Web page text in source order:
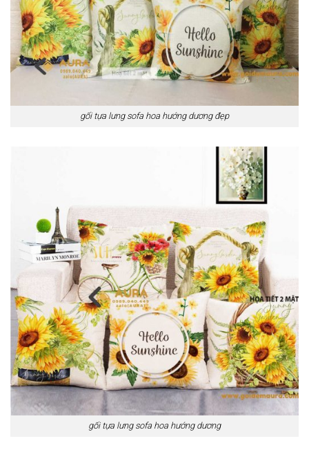
gối tựa lưng sofa hoa hướng dương đẹp
gối tựa lưng sofa hoa hướng dương